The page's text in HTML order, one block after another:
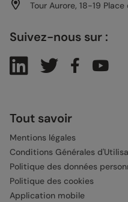
Tour Aurore, 18-19
Suivez-nous sur :
Tout savoir
Mentions légales
Conditions Générales
Politique des données
Politique des cookies
Application mobile